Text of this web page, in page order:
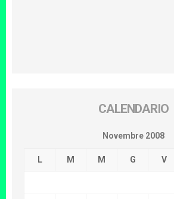
CALENDARIO
Novembre 2008
L M M G V